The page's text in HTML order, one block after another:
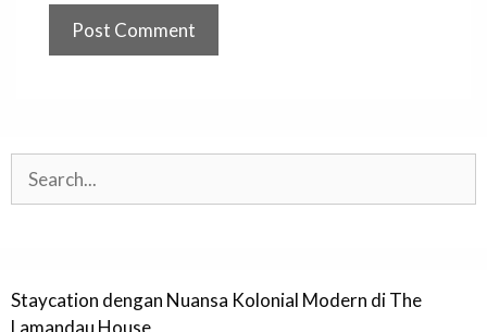
Staycation dengan Nuansa Kolonial Modern di The
Lamandau House